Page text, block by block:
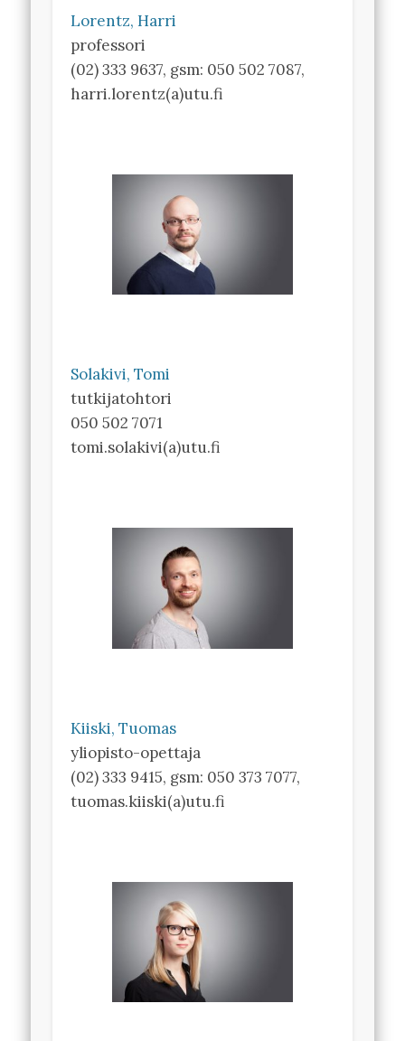
Lorentz, Harri
professori
(02) 333 9637, gsm: 050 502 7087,
harri.lorentz(a)utu.fi
Solakivi, Tomi
tutkijatohtori
050 502 7071
tomi.solakivi(a)utu.fi
Kiiski, Tuomas
yliopisto-opettaja
(02) 333 9415, gsm: 050 373 7077,
tuomas.kiiski(a)utu.fi